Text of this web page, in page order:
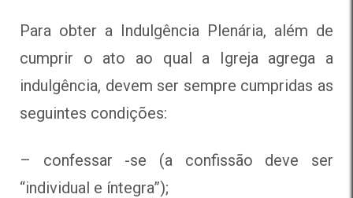
Para obter a Indulgência Plenária, além de
cumprir o ato ao qual a Igreja agrega a
indulgência, devem ser sempre cumpridas as
seguintes condições:
– confessar -se (a confissão deve ser
“individual e íntegra”);